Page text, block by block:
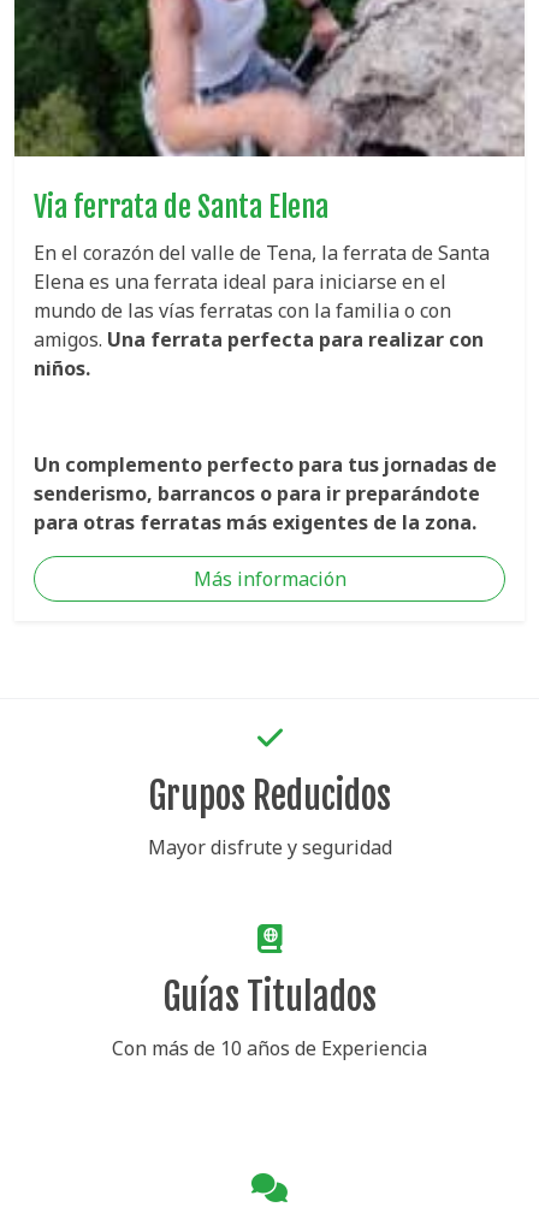
Via ferrata de Santa Elena
En el corazón del valle de Tena, la ferrata de Santa
Elena es una ferrata ideal para iniciarse en el
mundo de las vías ferratas con la familia o con
amigos. Una ferrata perfecta para realizar con
niños.
Un complemento perfecto para tus jornadas de
senderismo, barrancos o para ir preparándote
para otras ferratas más exigentes de la zona.
Más información
Grupos Reducidos
Mayor disfrute y seguridad
Guías Titulados
Con más de 10 años de Experiencia